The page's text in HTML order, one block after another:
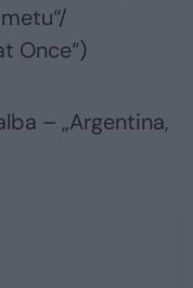
Once“)
– „Argentina,